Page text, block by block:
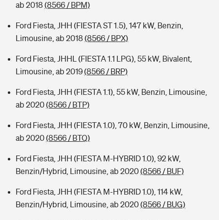
ab 2018 (8566 / BPM)
Ford Fiesta, JHH (FIESTA ST 1.5), 147 kW, Benzin,
Limousine, ab 2018 (8566 / BPX)
Ford Fiesta, JHHL (FIESTA 1.1 LPG), 55 kW, Bivalent,
Limousine, ab 2019(8566 / BRP)
Ford Fiesta, JHH (FIESTA 1.1), 55 kW, Benzin, Limousine,
ab 2020(8566 / BTP)
Ford Fiesta, JHH (FIESTA 1.0), 70 kW, Benzin, Limousine,
ab 2020(8566 / BTQ)
Ford Fiesta, JHH (FIESTA M-HYBRID 1.0), 92 kW,
Benzin/Hybrid, Limousine, ab 2020(8566 / BUF)
Ford Fiesta, JHH (FIESTA M-HYBRID 1.0), 114 kW,
Benzin/Hybrid, Limousine, ab 2020(8566 / BUG)